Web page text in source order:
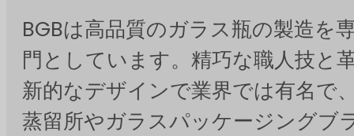
BGBは高品質のガラス瓶の製造を
門としています。精巧な職人技と
新的なデザインで業界では有名で
蒸留所やガラスパッケージングブ